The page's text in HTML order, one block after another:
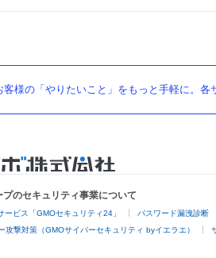
客様の「やりたいこと」をもっと手軽に。各
のセキュリティ事業について
ビス「GMOセキュリティ24」 パスワード漏洩診断
攻撃対策（GMOサイバーセキュリティ byイエラエ）